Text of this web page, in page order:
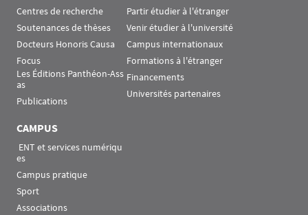
Centres de recherche
Soutenances de thèses
Docteurs Honoris Causa
Focus
Les Éditions Panthéon-Ass
as
Publications
Partir étudier à l'étranger
Venir étudier à l'université
Campus internationaux
Formations à l'étranger
Financements
Universités partenaires
CAMPUS
es
Campus pratique
Sport
Associations